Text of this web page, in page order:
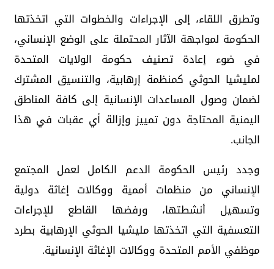
وتطرق اللقاء، إلى الإجراءات والخطوات التي اتخذتها
الحكومة لمواجهة الآثار المحتملة على الوضع الإنساني،
في ضوء إعادة تصنيف حكومة الولايات المتحدة
لمليشيا الحوثي كمنظمة إرهابية، والتنسيق المشترك
لضمان وصول المساعدات الإنسانية إلى كافة المناطق
اليمنية المحتاجة دون تمييز وإزالة أي عقبات في هذا
الجانب.
وجدد رئيس الحكومة الدعم الكامل لعمل المجتمع
الإنساني من منظمات أممية ووكالات إغاثة دولية
وتسهيل أنشطتها، ورفضها القاطع للإجراءات
التعسفية التي اتخذتها مليشيا الحوثي الإرهابية بطرد
موظفي الأمم المتحدة ووكالات الإغاثة الإنسانية.